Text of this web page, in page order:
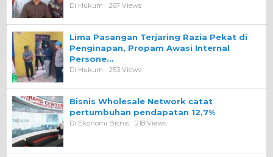
Di Hukum 267 Views
Lima Pasangan Terjaring Razia Pekat di
Penginapan, Propam Awasi Internal
Persone…
Di Hukum 253 Views
Bisnis Wholesale Network catat
pertumbuhan pendapatan 12,7%
Di Ekonomi Bisnis 218 Views